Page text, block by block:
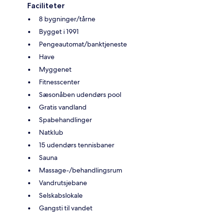
Faciliteter
8 bygninger/tårne
Bygget i 1991
Pengeautomat/banktjeneste
Have
Myggenet
Fitnesscenter
Sæsonåben udendørs pool
Gratis vandland
Spabehandlinger
Natklub
15 udendørs tennisbaner
Sauna
Massage-/behandlingsrum
Vandrutsjebane
Selskabslokale
Gangsti til vandet